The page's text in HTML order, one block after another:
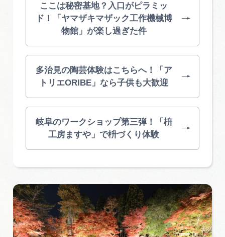
ここは秘密基地？入口がピラミッ
ド！「ヤマザキマザック工作機械博
物館」が楽し過ぎた件
多治見の陶芸体験はこちらへ！「ア
トリエORIBE」なら子供も大歓迎
岐阜のワークショップ第三弾！「枡
工房ますや」で枡づくり体験